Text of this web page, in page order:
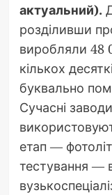
актуальний).
розділивши
виробляли 48
кількох
буквально
Сучасні
етап —
тестування —